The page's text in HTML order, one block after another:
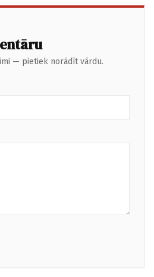
— pietiek norādīt vārdu.